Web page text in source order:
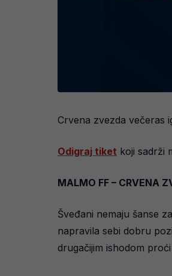
Crvena zvezda večeras
Odigraj tiket koji sadrži
MALMO FF – CRVENA
Šveđani nemaju šanse
napravila sebi dobru
drugačijim ishodom